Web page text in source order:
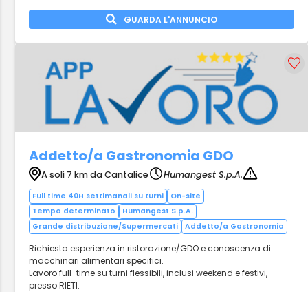
GUARDA L'ANNUNCIO
Addetto/a Gastronomia GDO
A soli 7 km da Cantalice Humangest S.p.A.
Full time 40H settimanali su turni
On-site
Tempo determinato
Humangest S.p.A.
Grande distribuzione/Supermercati
Addetto/a Gastronomia
Richiesta esperienza in ristorazione/GDO e conoscenza di
macchinari alimentari specifici.
Lavoro full-time su turni flessibili, inclusi weekend e festivi,
presso RIETI.